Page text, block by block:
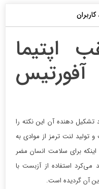
اپتیما
دهنده آن این نکته را
لنت ترمز از موادی به
برای سلامت انسان مضر
استفاده از آزبست با
آن گردیده است.